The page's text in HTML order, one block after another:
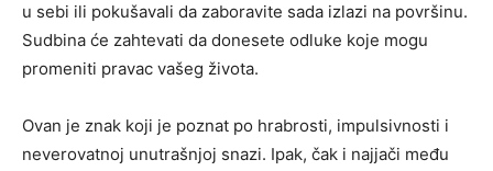
u sebi ili pokušavali da zaboravite sada izlazi na površinu.
Sudbina će zahtevati da donesete odluke koje mogu
promeniti pravac vašeg života.
Ovan je znak koji je poznat po hrabrosti, impulsivnosti i
neverovatnoj unutrašnjoj snazi. Ipak, čak i najjači među